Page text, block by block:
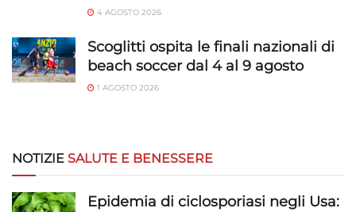
4 AGOSTO 2026
Scoglitti ospita le finali nazionali di
beach soccer dal 4 al 9 agosto
1 AGOSTO 2026
NOTIZIE SALUTE E BENESSERE
Epidemia di ciclosporiasi negli Usa: